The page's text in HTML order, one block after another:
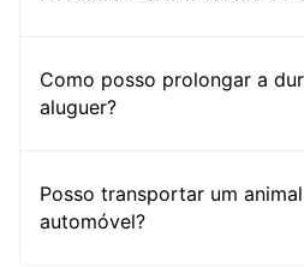
Como posso prolongar a
aluguer?
Posso transportar um
automóvel?